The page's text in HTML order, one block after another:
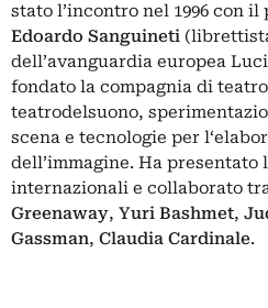
stato l’incontro nel 1996 con
Edoardo Sanguineti
dell’avanguardia europea
fondato la compagnia di
teatrodelsuono,
scena e tecnologie per
dell’immagine. Ha
internazionali e collaborato
Greenaway, Yuri Bashmet,
Gassman, Claudia Cardinale.